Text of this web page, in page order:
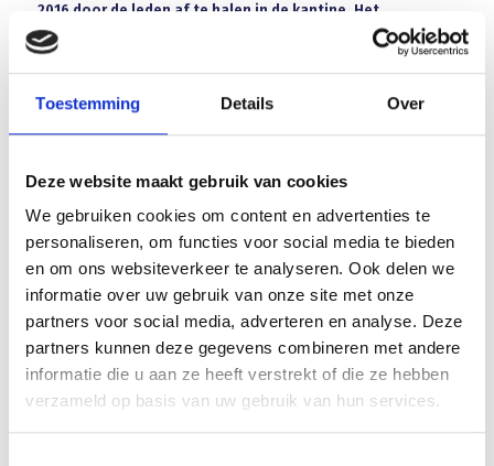
Toestemming Details Over
Deze website maakt gebruik van cookies
We gebruiken cookies om content en advertenties te
personaliseren, om functies voor social media te bieden
en om ons websiteverkeer te analyseren. Ook delen we
informatie over uw gebruik van onze site met onze
partners voor social media, adverteren en analyse. Deze
partners kunnen deze gegevens combineren met andere
informatie die u aan ze heeft verstrekt of die ze hebben
verzameld op basis van uw gebruik van hun services.
2016 door de leden af te halen in de kantine. Het
jaarverslag van de secretaris is vanaf zondag 6 november
. Een andere
digitale toezending van de vermelde notulen en/of verslag.
Array
TwitterFacebookWhatsApp
Problemen met de veldverlichting.
AANMELDEN LID